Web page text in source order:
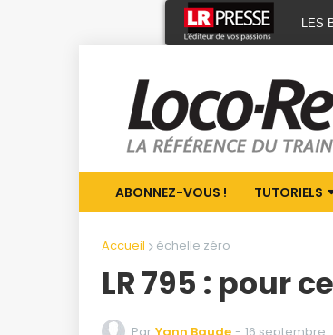
LES
ABONNEZ-VOUS ! TUTORIELS
Accueil échelle zéro
LR 795 : pour
Par Yann Baude - 16 septembre